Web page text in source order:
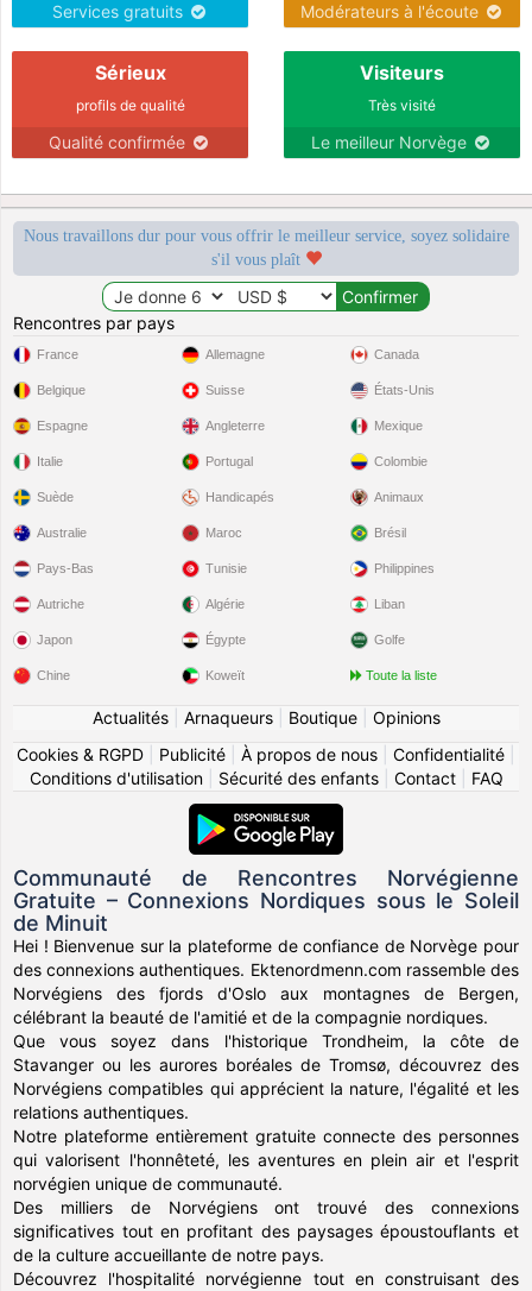
Services gratuits Modérateurs à l'écoute
Sérieux
profils de qualité
Qualité confirmée
Visiteurs
Très visité
Le meilleur Norvège
Nous travaillons dur pour vous offrir le meilleur service, soyez solidaire
s'il vous plaît
Rencontres par pays
France
Belgique
Espagne
Italie
Suède
Allemagne
Suisse
Angleterre
Portugal
Handicapés
Canada
États-Unis
Mexique
Colombie
Animaux
Australie
Pays-Bas
Autriche
Japon
Chine
Maroc
Tunisie
Algérie
Égypte
Koweït
Brésil
Philippines
Liban
Golfe
Toute la liste
Actualités| Arnaqueurs| Boutique| Opinions
Cookies & RGPD
Publicité À propos de nous Confidentialité
Conditions d'utilisation| Sécurité des enfants| Contact| FAQ
Communauté de Rencontres Norvégienne
Gratuite – Connexions Nordiques sous le Soleil
de Minuit
Hei ! Bienvenue sur la plateforme de confiance de Norvège pour
des connexions authentiques. Ektenordmenn.com rassemble des
Norvégiens des fjords d'Oslo aux montagnes de Bergen,
célébrant la beauté de l'amitié et de la compagnie nordiques.
Que vous soyez dans l'historique Trondheim, la côte de
Stavanger ou les aurores boréales de Tromsø, découvrez des
Norvégiens compatibles qui apprécient la nature, l'égalité et les
relations authentiques.
Notre plateforme entièrement gratuite connecte des personnes
qui valorisent l'honnêteté, les aventures en plein air et l'esprit
norvégien unique de communauté.
Des milliers de Norvégiens ont trouvé des connexions
significatives tout en profitant des paysages époustouflants et
de la culture accueillante de notre pays.
Découvrez l'hospitalité norvégienne tout en construisant des